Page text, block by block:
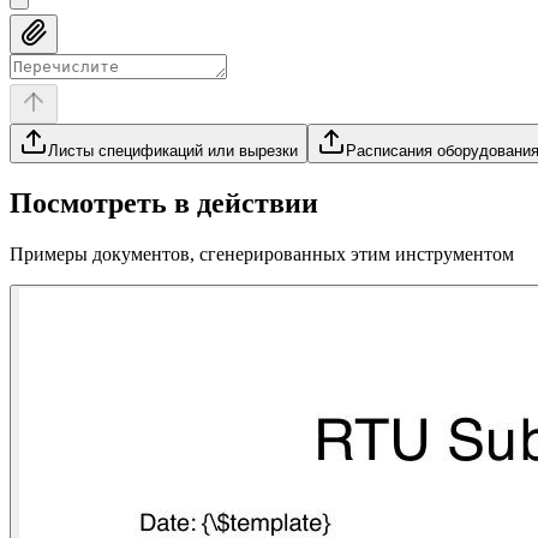
Листы спецификаций или вырезки Расписания оборудования
Посмотреть в действии
Примеры документов, сгенерированных этим инструментом